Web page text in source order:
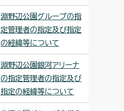
淵野辺公園グループの指
定管理者の指定及び指定
の経緯等について
淵野辺公園銀河アリーナ
の指定管理者の指定及び
指定の経緯等について